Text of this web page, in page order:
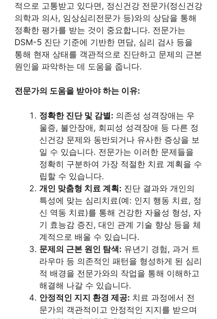
적으로 고통받고 있다면, 정신건강 전문가(정신건강
의학과 의사, 임상심리전문가 등)와의 상담을 통해
정확한 평가를 받는 것이 중요합니다. 전문가는
DSM-5 진단 기준에 기반한 면담, 심리 검사 등을
통해 현재 상태를 객관적으로 진단하고 문제의 근본
원인을 파악하는 데 도움을 줍니다.
전문가의 도움을 받아야 하는 이유:
정확한 진단 및 감별: 의존성 성격장애는 우
울증, 불안장애, 회피성 성격장애 등 다른 정
신건강 문제와 동반되거나 유사한 증상을 보
일 수 있습니다. 전문가는 이러한 문제들을
정확히 구분하여 가장 적절한 치료 계획을 수
립할 수 있습니다.
개인 맞춤형 치료 계획: 진단 결과와 개인의
특성에 맞는 심리치료(예: 인지 행동 치료, 정
신 역동 치료)를 통해 건강한 자율성 형성, 자
기 효능감 증진, 대인 관계 기술 향상 등을 체
계적으로 배울 수 있습니다.
문제의 근본 원인 탐색: 유년기 경험, 과거 트
라우마 등 의존적인 패턴을 형성하게 된 심리
적 배경을 전문가와의 작업을 통해 이해하고
해결해 나갈 수 있습니다.
안정적인 지지 환경 제공: 치료 과정에서 전
문가의 객관적이고 안정적인 지지를 받으며